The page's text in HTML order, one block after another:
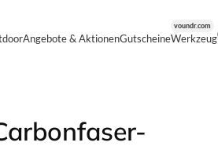
Angebote & AktionenGutscheineWerkzeug
voundr.com